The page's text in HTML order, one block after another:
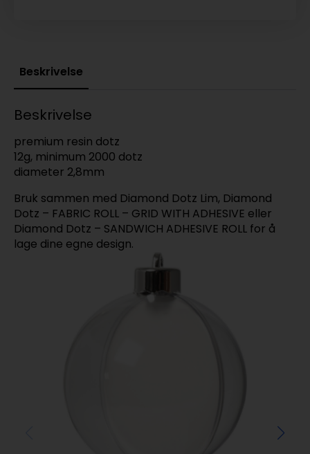
Beskrivelse
Beskrivelse
premium resin dotz
12g, minimum 2000 dotz
diameter 2,8mm
Bruk sammen med Diamond Dotz Lim, Diamond
Dotz – FABRIC ROLL – GRID WITH ADHESIVE eller
Diamond Dotz – SANDWICH ADHESIVE ROLL for å
lage dine egne design.